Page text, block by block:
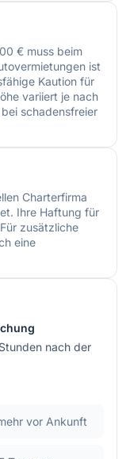
€ muss beim
ist
Kaution für
variiert je nach
schadensfreier
Charterfirma
Ihre Haftung für
zusätzliche
eine
nach der
vor Ankunft